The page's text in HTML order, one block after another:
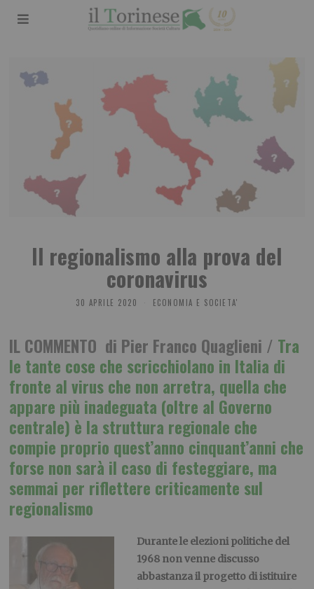
Il regionalismo alla prova del
coronavirus
30 APRILE 2020 ECONOMIA E SOCIETA'
IL COMMENTO di Pier Franco Quaglieni / Tra
le tante cose che scricchiolano in Italia di
fronte al virus che non arretra, quella che
appare più inadeguata (oltre al Governo
centrale) è la struttura regionale che
compie proprio quest’anno cinquant’anni che
forse non sarà il caso di festeggiare, ma
semmai per riflettere criticamente sul
regionalismo
Durante le elezioni politiche del
1968 non venne discusso
abbastanza il progetto di istituire